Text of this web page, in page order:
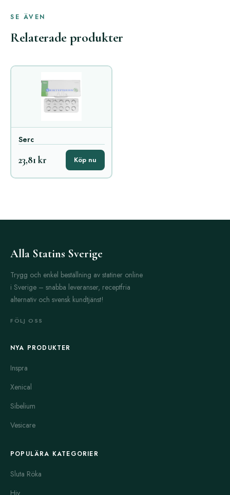
SE ÄVEN
Relaterade produkter
Serc
23,81 kr Köp nu
Alla Statins Sverige
Trygg och enkel beställning av statiner online
i Sverige – snabba leveranser, receptfria
alternativ och svensk kundtjänst!
FÖLJ OSS
NYA PRODUKTER
Inspra
Xenical
Sibelium
Vesicare
POPULÄRA KATEGORIER
Sluta Röka
Hiv